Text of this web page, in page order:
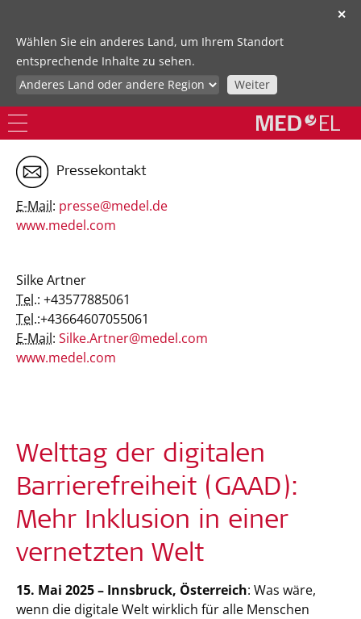
✕
Wählen Sie ein anderes Land, um Ihrem Standort
entsprechende Inhalte zu sehen.
Weiter
Pressekontakt
E-Mail: presse@medel.de
www.medel.com
Silke Artner
Tel.: +43577885061
Tel.:+43664607055061
E-Mail: Silke.Artner@medel.com
www.medel.com
Welttag der digitalen
Barrierefreiheit (GAAD):
Mehr Inklusion in einer
vernetzten Welt
15. Mai 2025 – Innsbruck, Österreich: Was wäre,
wenn die digitale Welt wirklich für alle Menschen